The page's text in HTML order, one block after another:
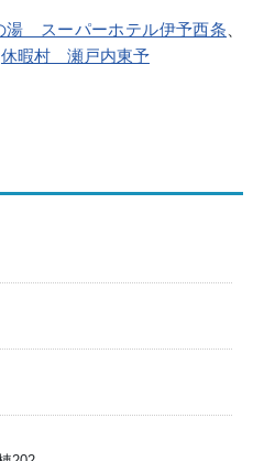
スーパーホテル伊予西条
休暇村 瀬戸内東予